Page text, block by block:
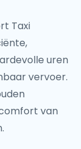
Taxi
uren
vervoer.
van